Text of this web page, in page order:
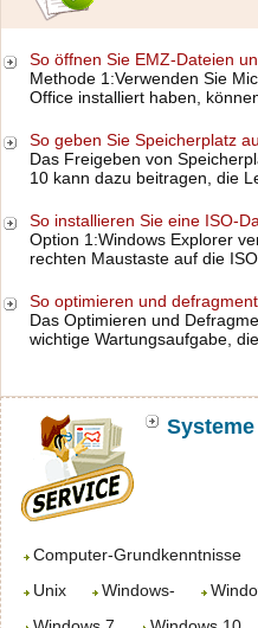
So öffnen Sie EMZ-Dateien
Methode 1:Verwenden Sie
Office installiert haben,
So geben Sie Speicherplatz
Das Freigeben von
10 kann dazu beitragen, die
So installieren Sie eine ISO-
Option 1:Windows Explorer
rechten Maustaste auf die
So optimieren und
Das Optimieren und
wichtige Wartungsaufgabe,
Systeme
Computer-Grundkenntnisse
Unix
Windows-